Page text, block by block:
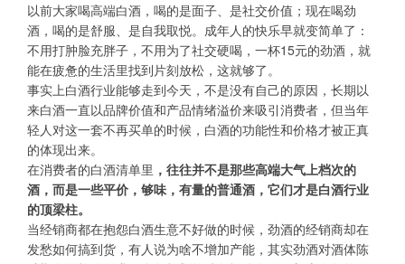
以前大家喝高端白酒，喝的是面子、是社交价值；现在喝劲
酒，喝的是舒服、是自我取悦。成年人的快乐早就变简单了：
不用打肿脸充胖子，不用为了社交硬喝，一杯15元的劲酒，就
能在疲惫的生活里找到片刻放松，这就够了。
事实上白酒行业能够走到今天，不是没有自己的原因，长期以
来白酒一直以品牌价值和产品情绪溢价来吸引消费者，但当年
轻人对这一套不再买单的时候，白酒的功能性和价格才被正真
的体现出来。
在消费者的白酒清单里 ，往往并不是那些高端大气上档次的
酒，而是一些平价，够味，有量的普通酒，它们才是白酒行业
的顶梁柱。
当经销商都在抱怨白酒生意不好做的时候，劲酒的经销商却在
发愁如何搞到货，有人说为啥不增加产能，其实劲酒对酒体陈